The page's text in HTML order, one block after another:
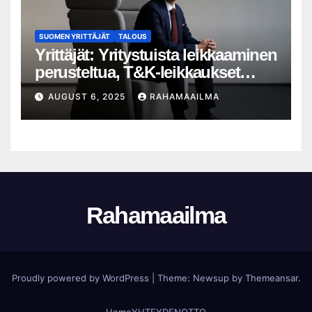
SUOMEN YRITTÄJÄT TALOUS
Yrittäjät: Yritystuista leikkaaminen
perusteltua, T&K-leikkaukset
lyhytnäköistä kasvupolitiikkaa
AUGUST 6, 2025 RAHAMAAILMA
Rahamaailma
Proudly powered by WordPress Theme: Newsupby Themeansar.